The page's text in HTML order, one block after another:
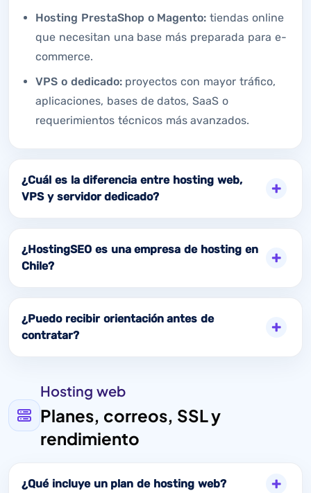
Hosting PrestaShop o Magento: tiendas online
que necesitan una base más preparada para e-
commerce.
VPS o dedicado:proyectos con mayor tráfico,
aplicaciones, bases de datos, SaaS o
requerimientos técnicos más avanzados.
¿Cuál es la diferencia entre hosting web,
VPS y servidor dedicado?
¿HostingSEO es una empresa de hosting en
Chile?
¿Puedo recibir orientación antes de
contratar?
Hosting web
Planes, correos, SSL y
rendimiento
¿Qué incluye un plan de hosting web?